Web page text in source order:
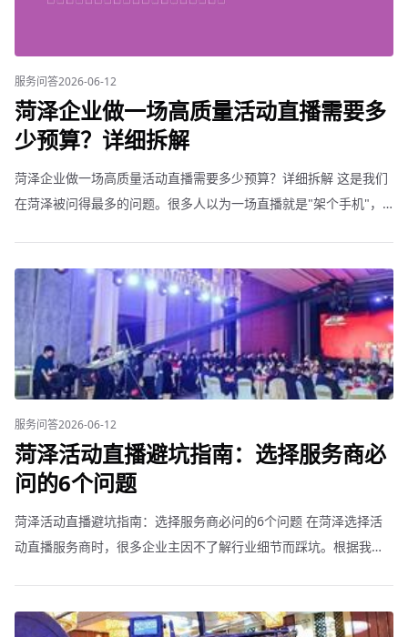
服务问答2026-06-12
菏泽企业做一场高质量活动直播需要多
少预算？详细拆解
菏泽企业做一场高质量活动直播需要多少预算？详细拆解 这是我们
在菏泽被问得最多的问题。很多人以为一场直播就是"架个手机"，
服务问答2026-06-12
菏泽活动直播避坑指南：选择服务商必
问的6个问题
菏泽活动直播避坑指南：选择服务商必问的6个问题 在菏泽选择活
动直播服务商时，很多企业主因不了解行业细节而踩坑。根据我们